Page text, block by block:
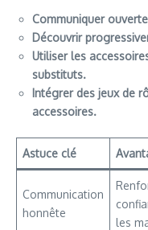
Communiquer
Découvrir
Utiliser les
substituts.
Intégrer des jeux de
accessoires.
Astuce clé
Communication
honnête
les